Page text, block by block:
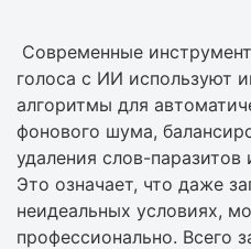
Современные
голоса с ИИ используют
алгоритмы для
фонового шума,
удаления слов-паразитов
Это означает, что даже
неидеальных условиях,
профессионально. Всего